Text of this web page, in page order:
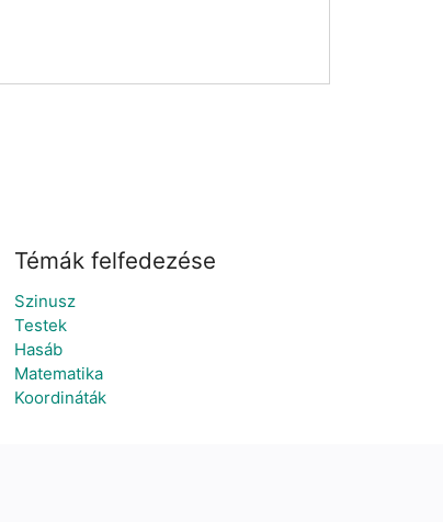
Témák felfedezése
Szinusz
Testek
Hasáb
Matematika
Koordináták